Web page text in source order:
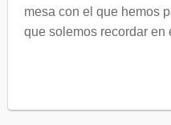
mesa con el que hemos
que solemos recordar en